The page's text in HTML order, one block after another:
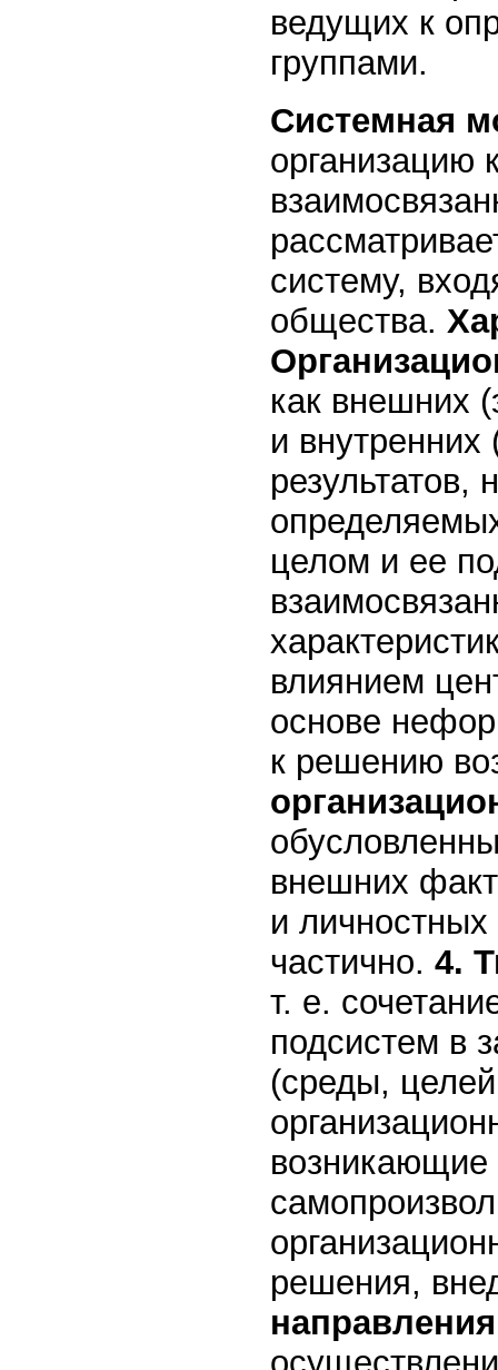
ведущих к
группами.
Системная
организацию
систему,
общества.
как внешних
и внутренних
результатов,
целом и ее
влиянием
основе
к решению
внешних
и
частично. 4.
т. е.
подсистем в
(среды,
возникающие
решения,